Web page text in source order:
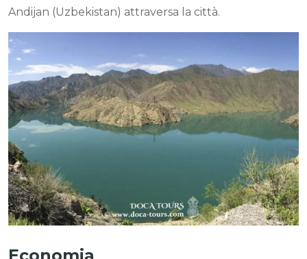
Andijan (Uzbekistan) attraversa la città.
Economia